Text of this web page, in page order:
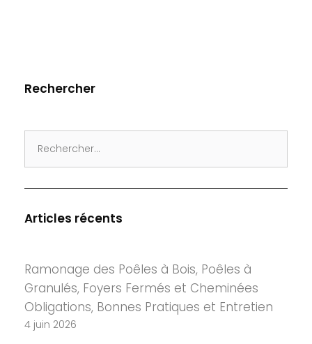
Rechercher
for:
Articles récents
Ramonage des Poêles à Bois, Poêles à
Granulés, Foyers Fermés et Cheminées
Obligations, Bonnes Pratiques et Entretien
4 juin 2026